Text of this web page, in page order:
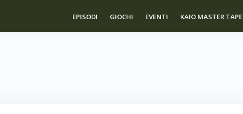
EPISODI GIOCHI EVENTI KAIO MASTER TAPE